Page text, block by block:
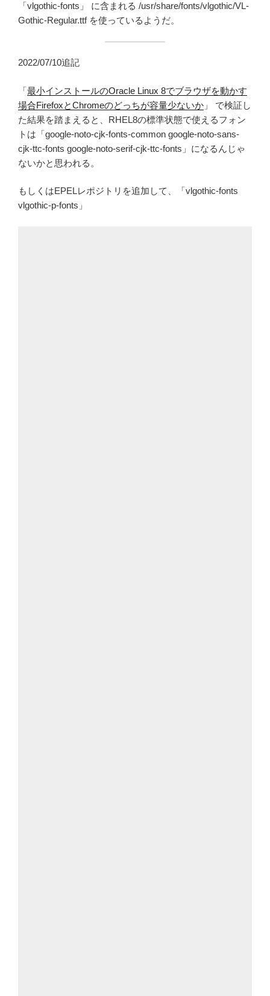
「vlgothic-fonts」 に含まれる /usr/share/fonts/vlgothic/VL-
Gothic-Regular.ttf を使っているようだ。
2022/07/10追記
「最小インストールのOracle Linux 8でブラウザを動かす
場合FirefoxとChromeのどっちが容量少ないか 」 で検証し
た結果を踏まえると、RHEL8の標準状態で使えるフォン
トは「google-noto-cjk-fonts-common google-noto-sans-
cjk-ttc-fonts google-noto-serif-cjk-ttc-fonts」になるんじゃ
ないかと思われる。
もしくはEPELレポジトリを追加して、「vlgothic-fonts
vlgothic-p-fonts」